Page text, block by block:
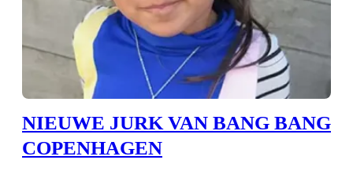
NIEUWE JURK VAN BANG BANG
COPENHAGEN